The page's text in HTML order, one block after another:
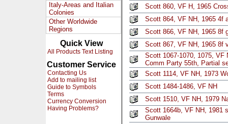
Italy-Areas and Italian
Colonies
Other Worldwide
Regions
Quick View
All Products Text Listing
Customer Service
Contacting Us
Add to mailing list
Guide to Symbols
Terms
Currency Conversion
Having Problems?
Scott 860, VF H, 1965
Scott 864, VF NH, 1965 4f
Scott 866, VF NH, 1965 8f
Scott 867, VF NH, 1965 8f
Scott 1067-1070, 1075, VF
Comm Party 55th, Partial
Scott 1114, VF NH, 1973
Scott 1484-1486, VF NH
Scott 1510, VF NH, 1979
Scott 1664b, VF NH, 1981
Gunwale